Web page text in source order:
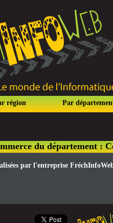
région Par
du département :
par l'entreprise